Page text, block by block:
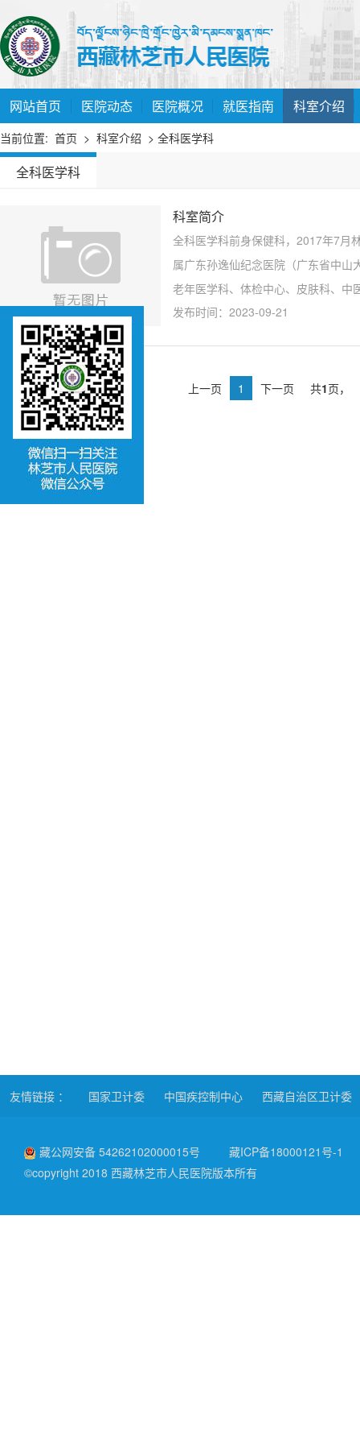
网站首页 医院动态 医院概况 就医指南 科室介绍
当前位置: 首页 > 科室介绍 > 全科医学科
全科医学科
科室简介
全科医学科前身保健科，2017年7月
属广东孙逸仙纪念医院（广东省中
老年医学科、体检中心、皮肤科、中
发布时间：2023-09-21
上一页 1 下一页 共1页，
友情链接 ： 国家卫计委 中国疾控制中心 西藏自治区卫计委
藏公网安备 54262102000015号
藏ICP备18000121号-1
©copyright 2018 西藏林芝市人民医院版本所有